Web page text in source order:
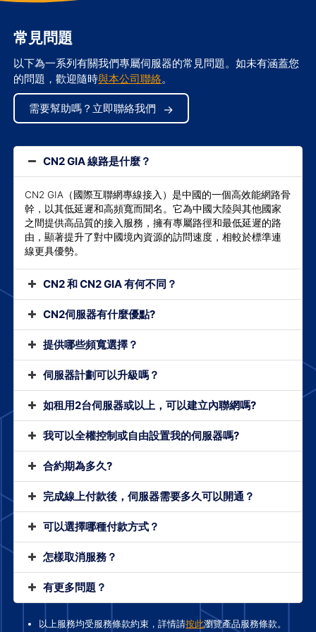
常見問題
以下為一系列有關我們專屬伺服器的常見問題。如未有涵蓋您
的問題，歡迎隨時與本公司聯絡。
需要幫助嗎？立即聯絡我們
CN2 GIA 線路是什麼？
CN2 GIA（國際互聯網專線接入）是中國的一個高效能網路骨
幹，以其低延遲和高頻寬而聞名。它為中國大陸與其他國家
之間提供高品質的接入服務，擁有專屬路徑和最低延遲的路
由，顯著提升了對中國境內資源的訪問速度，相較於標準連
線更具優勢。
CN2 和 CN2 GIA 有何不同？
CN2伺服器有什麼優點?
提供哪些頻寬選擇？
伺服器計劃可以升級嗎？
如租用2台伺服器或以上，可以建立內聯網嗎?
我可以全權控制或自由設置我的伺服器嗎?
合約期為多久?
完成線上付款後，伺服器需要多久可以開通？
可以選擇哪種付款方式？
怎樣取消服務？
有更多問題？
以上服務均受服務條款約束，詳情請按此瀏覽產品服務條款。